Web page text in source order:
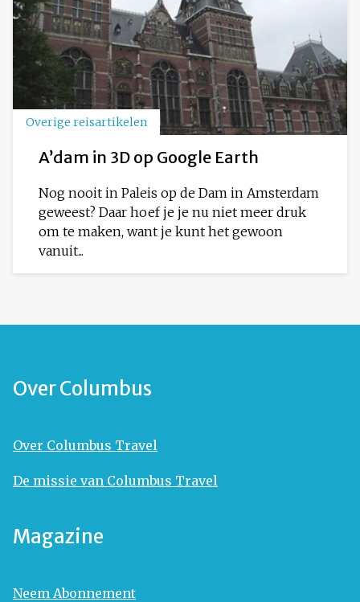
Overige reisartikelen
A’dam in 3D op Google Earth
Nog nooit in Paleis op de Dam in Amsterdam
geweest? Daar hoef je je nu niet meer druk
om te maken, want je kunt het gewoon
vanuit...
Over Columbus
Over Columbus Travel
De missie van Columbus Travel
Magazine
Neem Abonnement